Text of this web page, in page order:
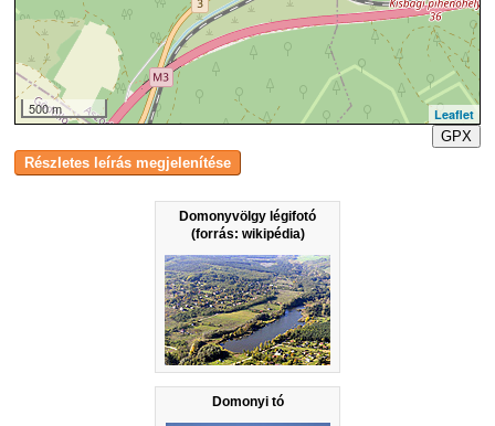
Domonyvölgy légifotó
(forrás: wikipédia)
Domonyi tó
500 m
Leaflet
GPX